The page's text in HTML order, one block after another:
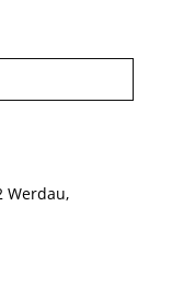
Werdau,